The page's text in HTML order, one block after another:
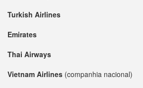
Turkish Airlines
Emirates
Thai Airways
Vietnam Airlines (companhia nacional)